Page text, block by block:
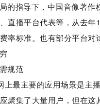
的指导下，中国音像著作
直播平台代表等，从去
率标准。也有部分平台对
规范
上最主要的应用场景是
聚集了大量用户，但在